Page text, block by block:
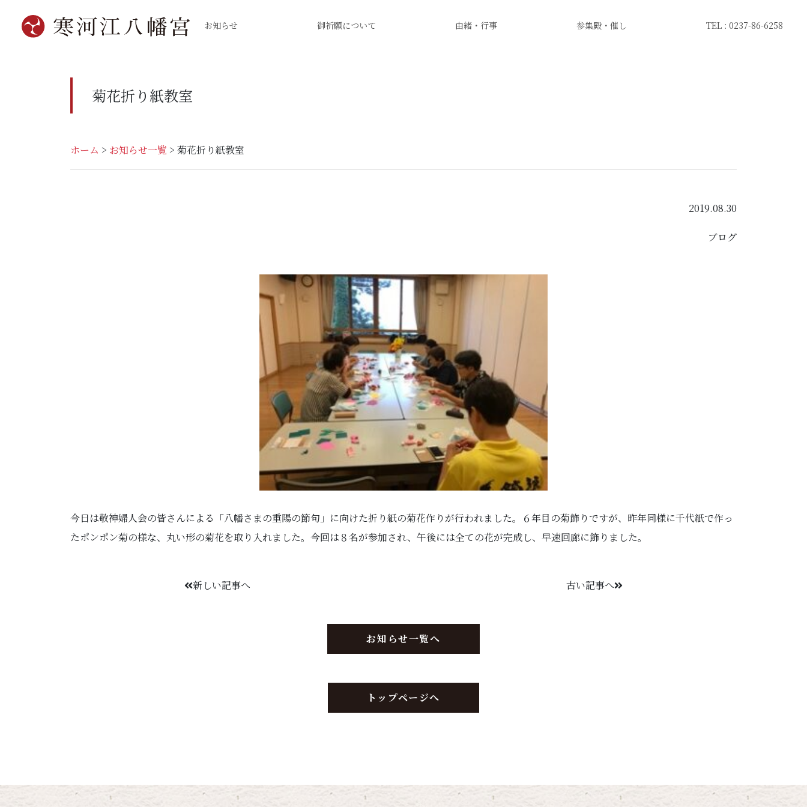
お知らせ 御祈願について 由緒・行事 参集殿・催し TEL : 0237-86-6258
菊花折り紙教室
ホーム > お知らせ一覧 > 菊花折り紙教室
2019.08.30
ブログ
今日は敬神婦人会の皆さんによる「八幡さまの重陽の節句」に向けた折り紙の菊花作りが行われました。６年目の菊飾りですが、昨年同様に千代紙で作っ
たポンポン菊の様な、丸い形の菊花を取り入れました。今回は８名が参加され、午後には全ての花が完成し、早速回廊に飾りました。
新しい記事へ 古い記事へ
お知らせ一覧へ
トップページへ